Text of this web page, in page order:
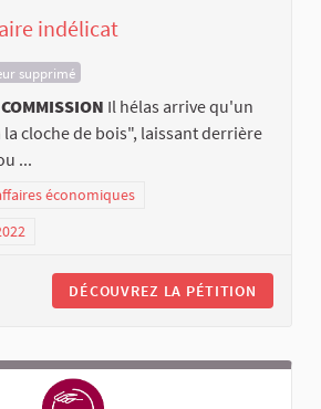
indélicat
supprimé
Il hélas arrive qu'un
cloche de bois", laissant derrière
...
économiques
DÉCOUVREZ LA PÉTITION